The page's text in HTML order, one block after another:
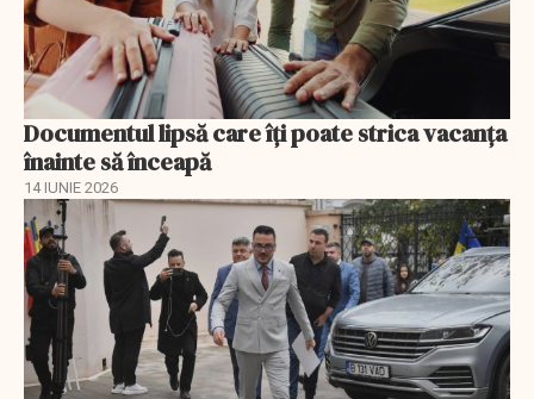
Documentul lipsă care îți poate strica vacanța
înainte să înceapă
14 IUNIE 2026